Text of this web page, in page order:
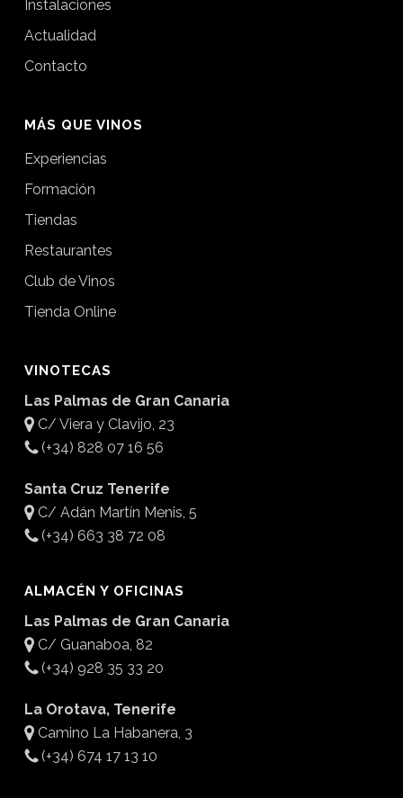
Instalaciones
Actualidad
Contacto
MÁS QUE VINOS
Experiencias
Formación
Tiendas
Restaurantes
Club de Vinos
Tienda Online
VINOTECAS
Las Palmas de Gran Canaria
C/ Viera y Clavijo, 23
(+34) 828 07 16 56
Santa Cruz Tenerife
C/ Adán Martín Menis, 5
(+34) 663 38 72 08
ALMACÉN Y OFICINAS
Las Palmas de Gran Canaria
C/ Guanaboa, 82
(+34) 928 35 33 20
La Orotava, Tenerife
Camino La Habanera, 3
(+34) 674 17 13 10